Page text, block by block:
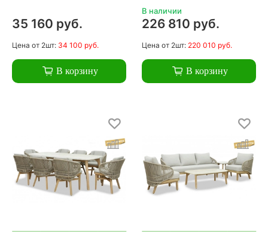
35 160 руб.
Цена от 2шт: 34 100 руб.
В корзину
В наличии
226 810 руб.
Цена от 2шт: 220 010 руб.
В корзину